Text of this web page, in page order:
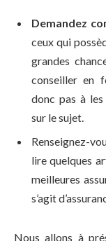
Demandez
ceux qui
grandes
conseiller en
donc pas à
sur le sujet.
Renseignez-
lire quelques
meilleures
s’agit
Nous allons à